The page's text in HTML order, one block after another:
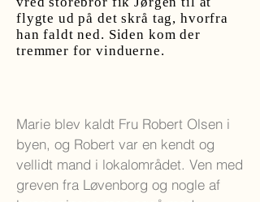
flygte ud på det skrå tag, hvorfra
han faldt ned. Siden kom der
tremmer for vinduerne.
Marie blev kaldt Fru Robert Olsen i
byen, og Robert var en kendt og
vellidt mand i lokalområdet. Ven med
greven fra Løvenborg og nogle af